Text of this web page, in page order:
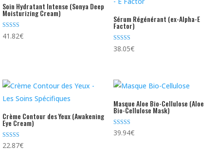
Soin Hydratant Intense (Sonya Deep
Moisturizing Cream)
Note
4.60
41.82€
Sérum Régénérant (ex-Alpha-E
Factor)
Note
4.88
38.05€
Crème Contour des Yeux (Awakening
Eye Cream)
Note
4.00
22.87€
Masque Aloe Bio-Cellulose (Aloe
Bio-Cellulose Mask)
Note
5.00
39.94€